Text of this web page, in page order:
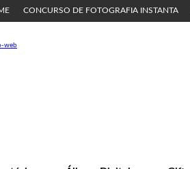
CONCURSO DE FOTOGRAFIA INSTANTA